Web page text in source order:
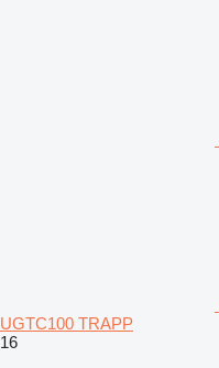
UGTC100 TRAPP
16